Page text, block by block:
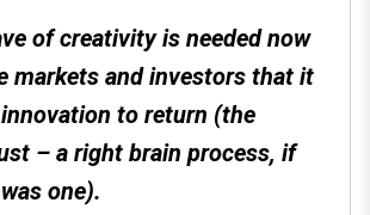
of creativity is needed now
markets and investors that it
to return (the
– a right brain process, if
one).